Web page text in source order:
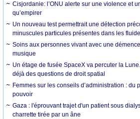
Cisjordanie: l’ONU alerte sur une violence et
qu’empirer
Un nouveau test permettrait une détection
minuscules particules présentes dans les
Soins aux personnes vivant avec une
musique
Un étage de fusée SpaceX va percuter la
déjà des questions de droit spatial
Femmes sur les conseils d’administration :
pouvoir
Gaza : l'éprouvant trajet d'un patient sous
charrette tirée par un âne